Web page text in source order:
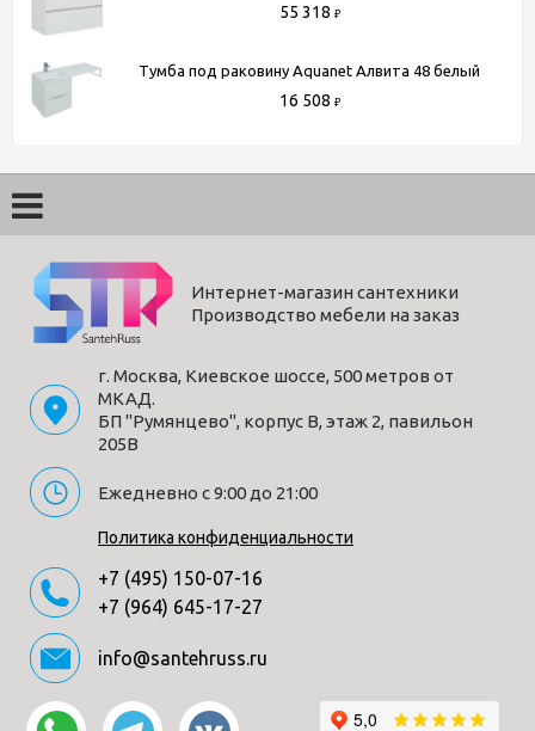
55 318 ₽
Тумба под раковину Aquanet Алвита 48 белый
16 508 ₽
Интернет-магазин сантехники
Производство мебели на заказ
г. Москва, Киевское шоссе, 500 метров от
МКАД.
БП "Румянцево", корпус В, этаж 2, павильон
205В
Ежедневно с 9:00 до 21:00
Политика конфиденциальности
+7 (495) 150-07-16
+7 (964) 645-17-27
info@santehruss.ru